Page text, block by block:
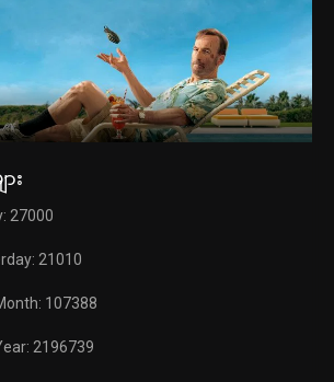
း
27000
21010
107388
2196739